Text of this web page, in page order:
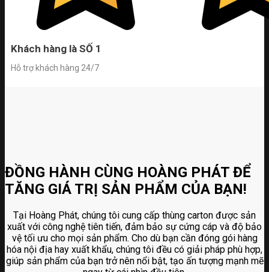
Khách hàng là SỐ 1
Hỗ trợ khách hàng 24/7
ĐỒNG HÀNH CÙNG HOÀNG PHÁT ĐỂ
TĂNG GIÁ TRỊ SẢN PHẨM CỦA BẠN!
Tại Hoàng Phát, chúng tôi cung cấp thùng carton được sản
xuất với công nghệ tiên tiến, đảm bảo sự cứng cáp và độ bảo
vệ tối ưu cho mọi sản phẩm. Cho dù bạn cần đóng gói hàng
hóa nội địa hay xuất khẩu, chúng tôi đều có giải pháp phù hợp,
giúp sản phẩm của bạn trở nên nổi bật, tạo ấn tượng mạnh mẽ